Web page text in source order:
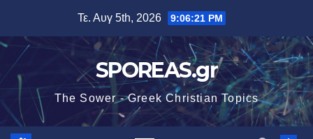
περιεχόμενο
Τε. Αυγ 5th, 2026 9:06:23 PM
SPOREAS.gr
The Sower - Greek Christian Topics